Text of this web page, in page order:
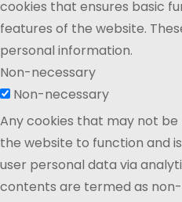
cookies that ensures basic
features of the website.
personal information.
Non-necessary
Non-necessary
Any cookies that may not
the website to function and
user personal data via
contents are termed as